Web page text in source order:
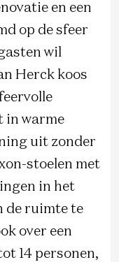
en een
op de sfeer
wil
Herck koos
in warme
uit zonder
stoelen met
in het
de ruimte te
over een
14 personen,